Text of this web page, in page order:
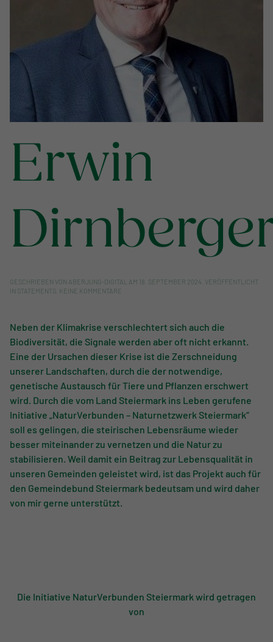
Erwin
GESCHRIEBEN VON ABERJUNG-DIGITAL AM 18. SEPTEMBER 2024 . VERÖFFENTLICHT
IN STATEMENTS KEINE KOMMENTARE
Neben der Klimakrise verschlechtert sich auch die
Biodiversität, die Signale werden aber oft nicht erkannt.
Eine der Ursachen dieser Krise ist die Zerschneidung
unserer Landschaften, durch die der notwendige,
genetische Austausch für Tiere und Pflanzen erschwert
wird. Durch die vom Land Steiermark ins Leben gerufene
Initiative „NaturVerbunden – Naturnetzwerk Steiermark“
soll es gelingen, die steirischen Lebensräume wieder
besser miteinander zu vernetzen und die Natur zu
stabilisieren. Weil damit ein Beitrag zur Lebensqualität in
unseren Gemeinden geleistet wird, ist das Projekt auch für
den Gemeindebund Steiermark bedeutsam und wird daher
von mir gerne unterstützt.
Die Initiative NaturVerbunden Steiermark wird getragen
von